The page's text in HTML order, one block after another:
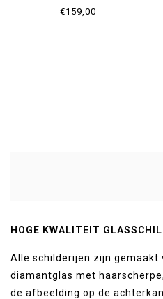
GLITTER
€159,00
HOGE KWALITEIT
Alle schilderijen zijn gemaakt
diamantglas met
de afbeelding op de